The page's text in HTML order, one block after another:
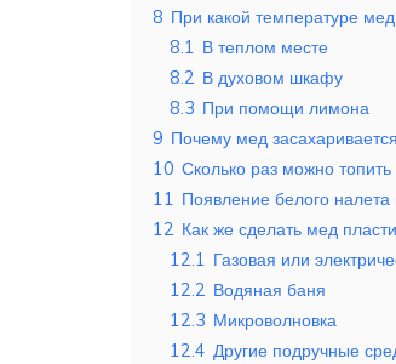
8 При какой температуре
8.1 В теплом месте
8.2 В духовом шкафу
8.3 При помощи лимона
9 Почему мед засахаривается
10 Сколько раз можно
11 Появление белого
12 Как же сделать мед
12.1 Газовая или
12.2 Водяная баня
12.3 Микроволновка
12.4 Другие подручные